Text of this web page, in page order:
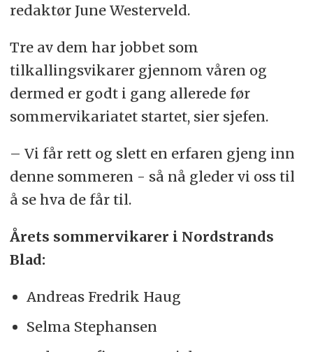
redaktør June Westerveld.
Tre av dem har jobbet som
tilkallingsvikarer gjennom våren og
dermed er godt i gang allerede før
sommervikariatet startet, sier sjefen.
– Vi får rett og slett en erfaren gjeng inn
denne sommeren - så nå gleder vi oss til
å se hva de får til.
Årets sommervikarer i Nordstrands
Blad:
Andreas Fredrik Haug
Selma Stephansen